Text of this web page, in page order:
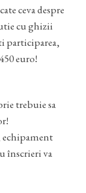
ceva despre
cu ghizii
participarea,
euro!
trebuie sa
înscrieri va